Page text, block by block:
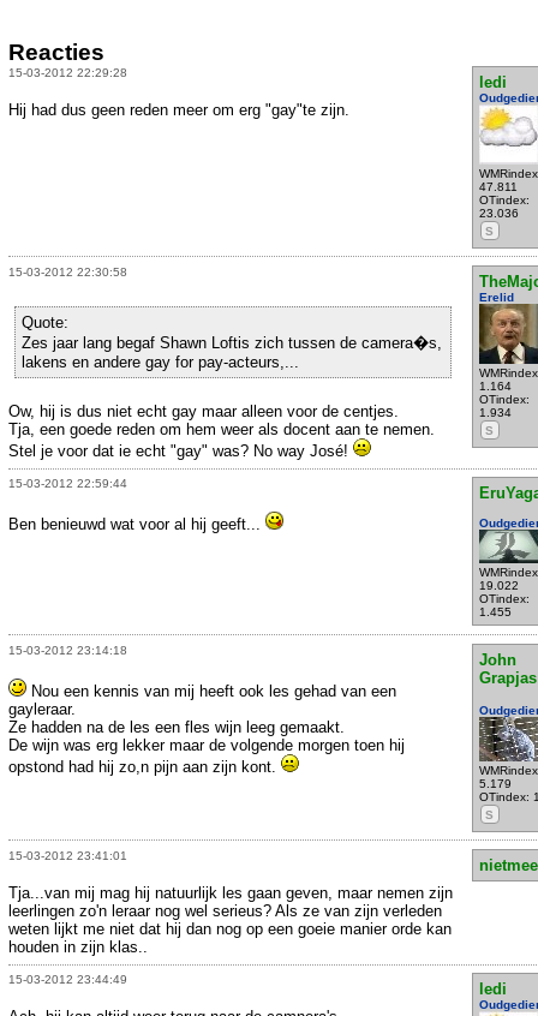
Reacties
15-03-2012 22:29:28
ledi
47.811
OTindex:
23.036
S
Hij had dus geen reden meer om erg "gay"te zijn.
15-03-2012 22:30:58
Erelid
1.164
OTindex:
1.934
S
Quote:
Zes jaar lang begaf Shawn Loftis zich tussen de camera�s,
lakens en andere gay for pay-acteurs,...
Ow, hij is dus niet echt gay maar alleen voor de centjes.
Tja, een goede reden om hem weer als docent aan te nemen.
Stel je voor dat ie echt "gay" was? No way José!
15-03-2012 22:59:44
19.022
OTindex:
1.455
Ben benieuwd wat voor al hij geeft...
15-03-2012 23:14:18
John
Grapjas
5.179
OTindex:
S
Nou een kennis van mij heeft ook les gehad van een
gayleraar.
Ze hadden na de les een fles wijn leeg gemaakt.
De wijn was erg lekker maar de volgende morgen toen hij
opstond had hij zo,n pijn aan zijn kont.
15-03-2012 23:41:01
Tja...van mij mag hij natuurlijk les gaan geven, maar nemen zijn
leerlingen zo'n leraar nog wel serieus? Als ze van zijn verleden
weten lijkt me niet dat hij dan nog op een goeie manier orde kan
houden in zijn klas..
15-03-2012 23:44:49
ledi